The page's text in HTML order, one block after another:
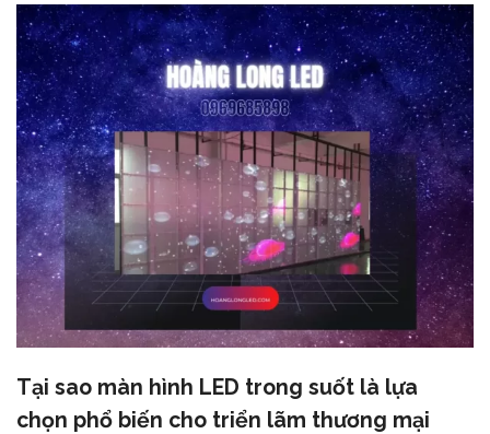
Tại sao màn hình LED trong suốt là lựa
chọn phổ biến cho triển lãm thương mại